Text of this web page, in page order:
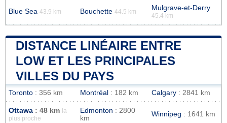
Blue Sea 43.9 km Bouchette 44.5 km Mulgrave-et-Derry
45.4 km
DISTANCE LINÉAIRE ENTRE
LOW ET LES PRINCIPALES
VILLES DU PAYS
Toronto : 356 km Montréal : 182 km Calgary : 2841 km
Ottawa : 48 km
la
plus proche
Edmonton : 2800
km
Winnipeg : 1641 km